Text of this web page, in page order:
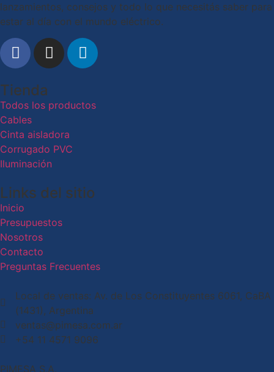
lanzamientos, consejos y todo lo que necesitás saber para
estar al día con el mundo eléctrico.
Tienda
Todos los productos
Cables
Cinta aisladora
Corrugado PVC
Iluminación
Links del sitio
Inicio
Presupuestos
Nosotros
Contacto
Preguntas Frecuentes
Local de ventas: Av. de Los Constituyentes 6061, CaBA
(1431), Argentina
ventas@pimesa.com.ar
+54 11 4571 9096
PIMESA S.A.